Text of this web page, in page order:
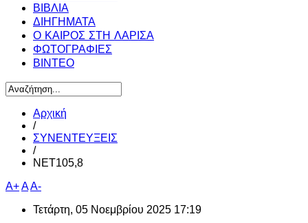
ΒΙΒΛΙΑ
ΔΙΗΓΗΜΑΤΑ
Ο ΚΑΙΡΟΣ ΣΤΗ ΛΑΡΙΣΑ
ΦΩΤΟΓΡΑΦΙΕΣ
ΒΙΝΤΕΟ
Αρχική
/
ΣΥΝΕΝΤΕΥΞΕΙΣ
/
ΝΕΤ105,8
A+AA-
Τετάρτη, 05 Νοεμβρίου 2025 17:19